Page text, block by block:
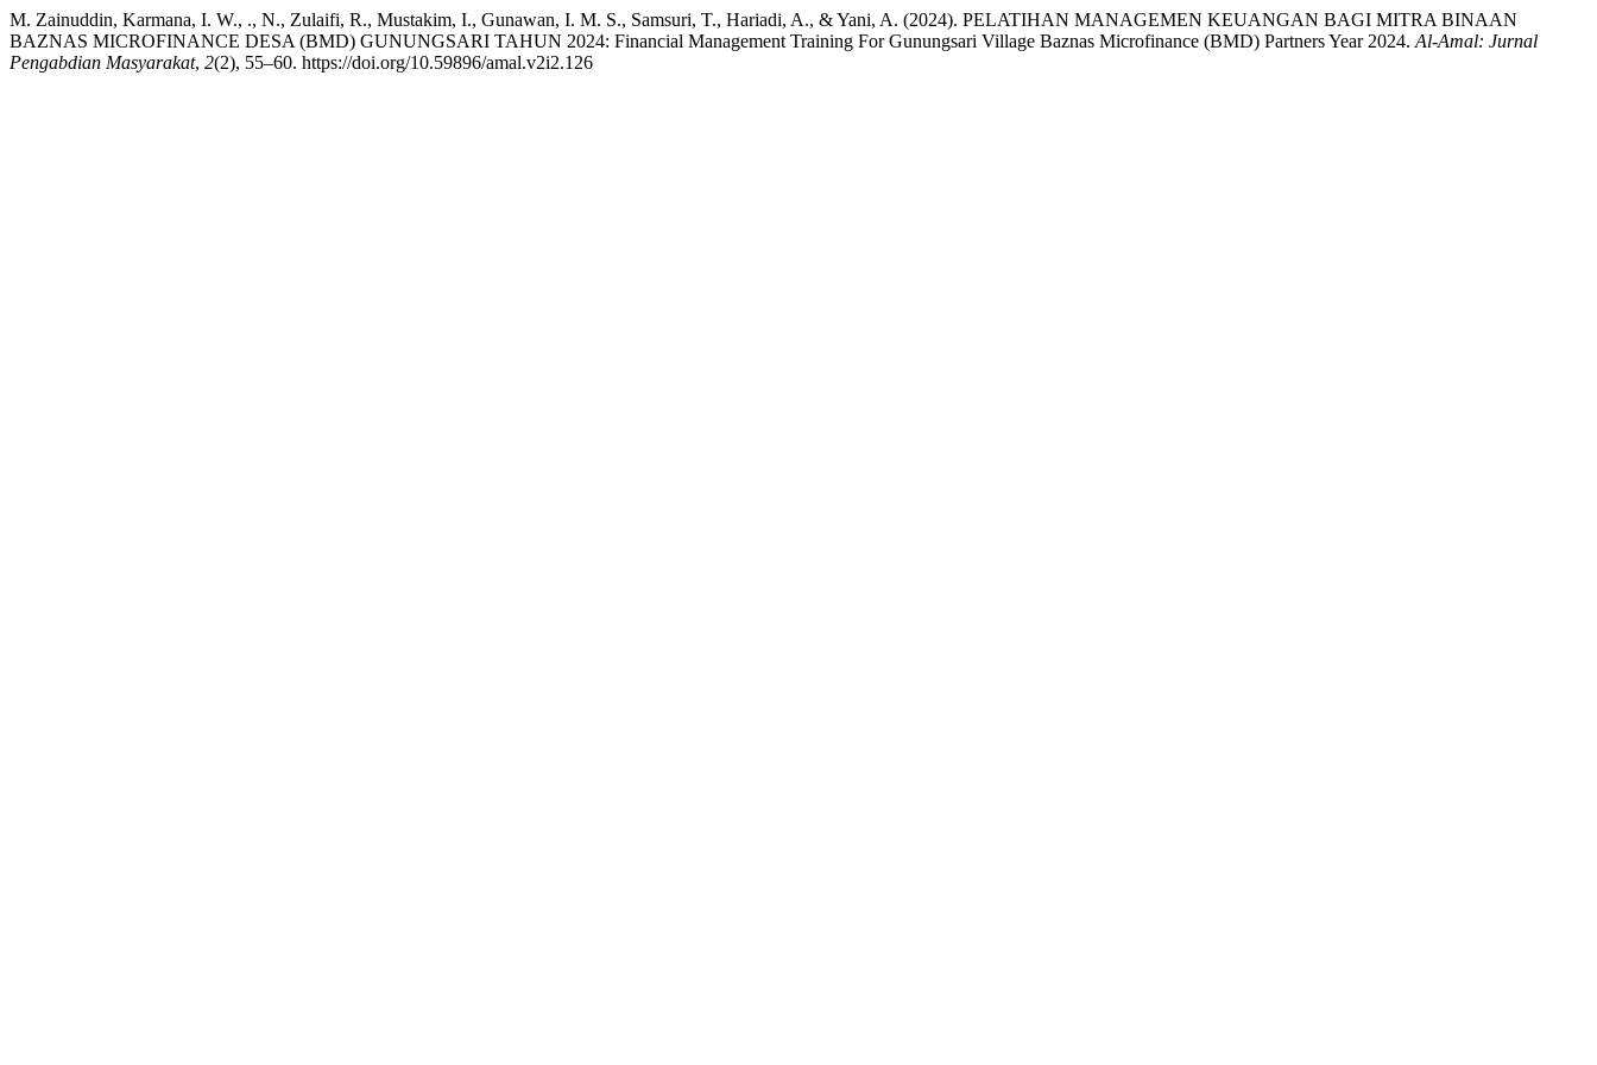
M. Zainuddin, Karmana, I. W., ., N., Zulaifi, R., Mustakim, I., Gunawan, I. M. S., Samsuri, T., Hariadi, A., & Yani, A. (2024). PELATIHAN MANAGEMEN KEUANGAN BAGI MITRA BINAAN
BAZNAS MICROFINANCE DESA (BMD) GUNUNGSARI TAHUN 2024: Financial Management Training For Gunungsari Village Baznas Microfinance (BMD) Partners Year 2024. Al-Amal: Jurnal
Pengabdian Masyarakat, 2(2), 55–60. https://doi.org/10.59896/amal.v2i2.126